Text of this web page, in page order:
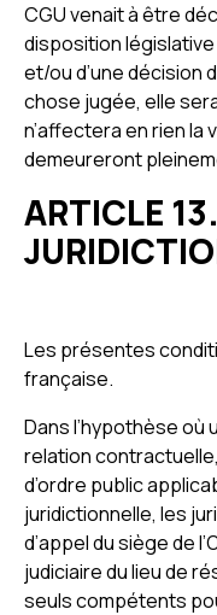
CGU venait à être
disposition
et/ou d’une décision
chose jugée, elle
n’affectera en rien la
demeureront
ARTICLE
Les présentes
française.
Dans l’hypothèse où
relation
d’ordre public
juridictionnelle, les
d’appel du siège de
judiciaire du lieu de
seuls compétents